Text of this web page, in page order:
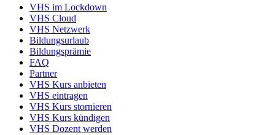
VHS im Lockdown
VHS Cloud
VHS Netzwerk
Bildungsurlaub
Bildungsprämie
FAQ
Partner
VHS Kurs anbieten
VHS eintragen
VHS Kurs stornieren
VHS Kurs kündigen
VHS Dozent werden